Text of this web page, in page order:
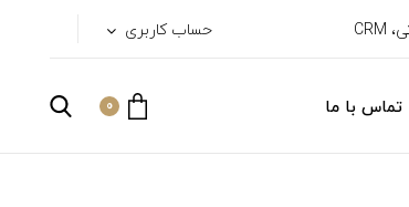
حساب کاربری
تماس با ما 0